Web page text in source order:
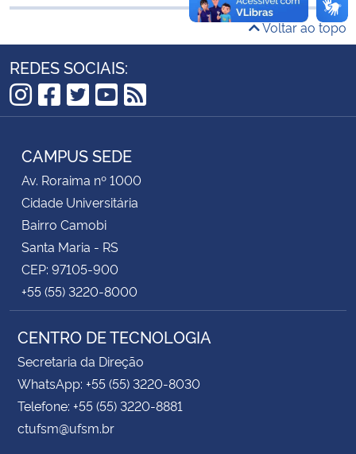
Ministério do Desenvolvimento Regional
Ministério da Mulher, da Família e dos Direitos Humanos
Secretaria de Governo
Gabinete de Segurança Institucional
Planalto
Voltar ao topo
REDES SOCIAIS:
Instagram
Facebook
Twitter
YouTube
RSS
CAMPUS SEDE
Av. Roraima nº 1000
Cidade Universitária
Bairro Camobi
Santa Maria - RS
CEP: 97105-900
+55 (55) 3220-8000
CENTRO DE TECNOLOGIA
Secretaria da Direção
WhatsApp: +55 (55) 3220-8030
Telefone: +55 (55) 3220-8881
ctufsm@ufsm.br